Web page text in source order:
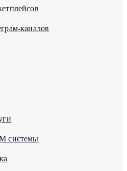
каналов
системы